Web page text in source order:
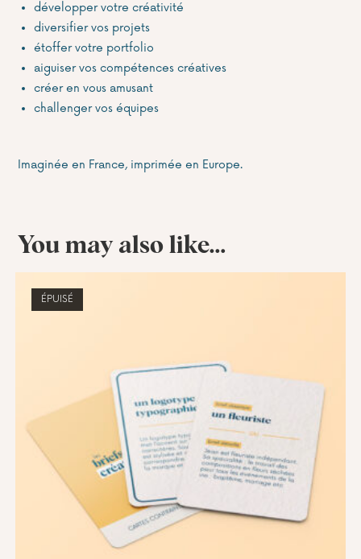
développer votre créativité
diversifier vos projets
étoffer votre portfolio
aiguiser vos compétences créatives
créer en vous amusant
challenger vos équipes
Imaginée en France, imprimée en Europe.
You may also like…
ÉPUISÉ